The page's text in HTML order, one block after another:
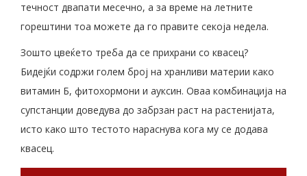
течност двапати месечно, а за време на летните
горештини тоа можете да го правите секоја недела.
Зошто цвеќето треба да се прихрани со квасец?
Бидејќи содржи голем број на хранливи материи како
витамин Б, фитохормони и ауксин. Оваа комбинација на
супстанции доведува до забрзан раст на растенијата,
исто како што тестото нараснува кога му се додава
квасец.